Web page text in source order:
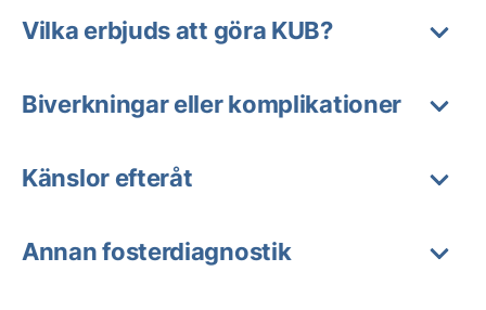
Vilka erbjuds att göra KUB?
Biverkningar eller komplikationer
Känslor efteråt
Annan fosterdiagnostik